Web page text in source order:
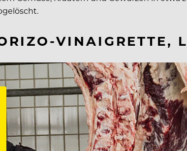
VINAIGRETTE,